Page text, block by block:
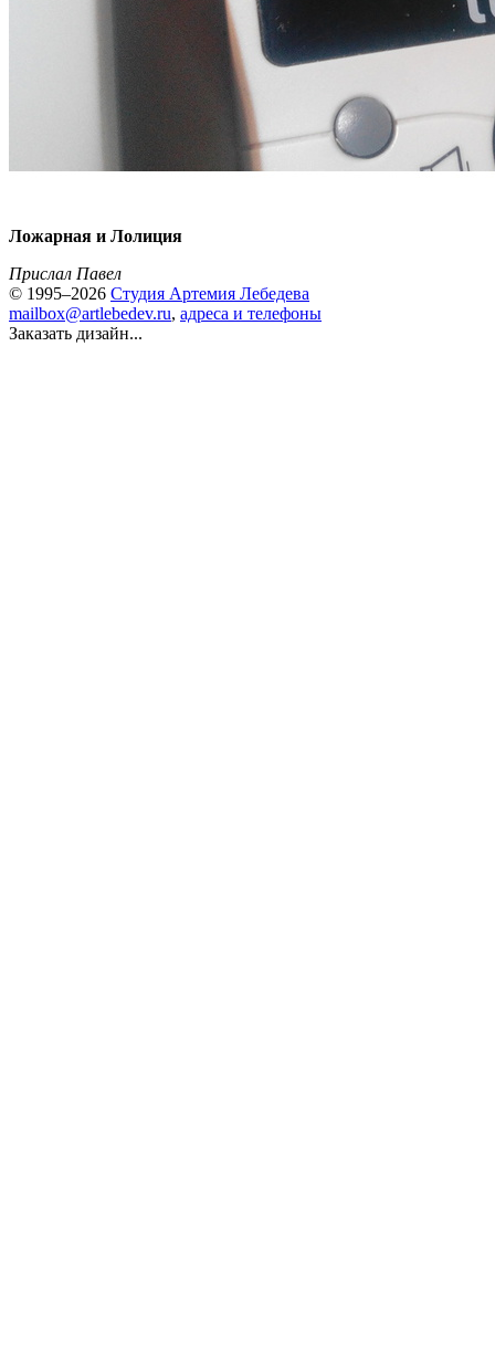
Ложарная и Лолиция
Прислал Павел
© 1995–2026 Студия Артемия Лебедева
mailbox@artlebedev.ru, адреса и телефоны
Заказать дизайн...